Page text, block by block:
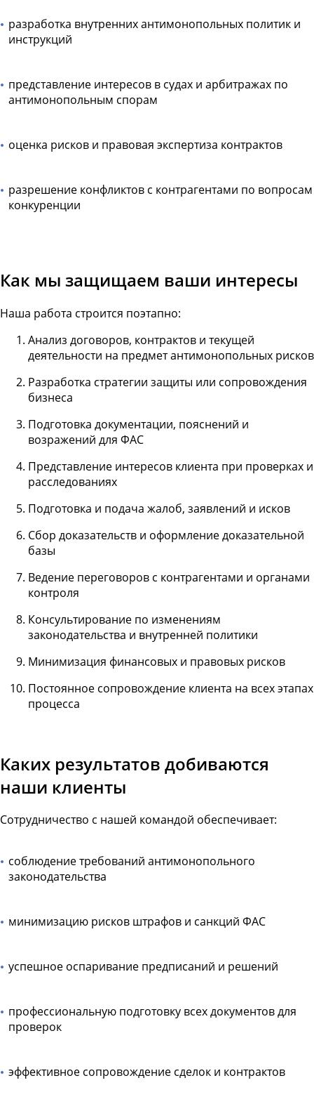
разработка внутренних антимонопольных политик и
инструкций
представление интересов в судах и арбитражах по
антимонопольным спорам
оценка рисков и правовая экспертиза контрактов
разрешение конфликтов с контрагентами по вопросам
конкуренции
Как мы защищаем ваши интересы
Наша работа строится поэтапно:
Анализ договоров, контрактов и текущей
деятельности на предмет антимонопольных рисков
Разработка стратегии защиты или сопровождения
бизнеса
Подготовка документации, пояснений и
возражений для ФАС
Представление интересов клиента при проверках и
расследованиях
Подготовка и подача жалоб, заявлений и исков
Сбор доказательств и оформление доказательной
базы
Ведение переговоров с контрагентами и органами
контроля
Консультирование по изменениям
законодательства и внутренней политики
Минимизация финансовых и правовых рисков
Постоянное сопровождение клиента на всех этапах
процесса
Каких результатов добиваются
наши клиенты
Сотрудничество с нашей командой обеспечивает:
соблюдение требований антимонопольного
законодательства
минимизацию рисков штрафов и санкций ФАС
успешное оспаривание предписаний и решений
профессиональную подготовку всех документов для
проверок
эффективное сопровождение сделок и контрактов